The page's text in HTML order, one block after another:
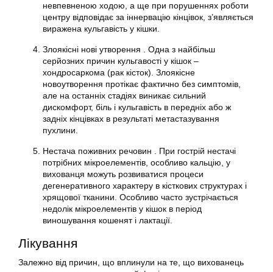
невпевненою ходою, а ще при порушеннях роботи
центру відповідає за іннервацію кінцівок, з’являється
виражена кульгавість у кішки.
Злоякісні нові утворення . Одна з найбільш
серйозних причин кульгавості у кішок –
хондросаркома (рак кісток). Злоякісне
новоутворення протікає фактично без симптомів,
але на останніх стадіях виникає сильний
дискомфорт, біль і кульгавість в передніх або ж
задніх кінцівках в результаті метастазування
пухлини.
Нестача поживних речовин . При гострій нестачі
потрібних мікроелементів, особливо кальцію, у
вихованця можуть розвиватися процеси
дегенеративного характеру в кісткових структурах і
хрящової тканини. Особливо часто зустрічається
недолік мікроелементів у кішок в період
виношування кошенят і лактації.
Лікування
Залежно від причин, що вплинули на те, що вихованець